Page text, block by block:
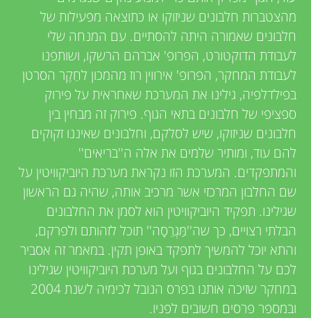
מהצטברות חלבונים שניזוקו או כתוצאה מפעילות של
חלבונים שאמורה היתה להסתיים. עם המנחה שלי
לעבודת הדוקטורט, הפרופ' אברהם הרשקו, ושותפנו
לעבודת המחקר, הפרופ' אירווין רוז מהמכון לחֵקֶר הסרטן
בפילדלפיה, גילינו את המערכת שאחראית על פירוק
ספציפי של חלבונים בתאי הגוף. פירוק זה מבחין בין
חלבונים שניזוקו, שיש לסלקם, וחלבונים שאיננו זקוקים
להם עוד, ומותיר שלמים את אלה ה''בריאים''
והמתפקדים. המערכת הזו נקראת מערכת היוביקוויטין על
שם החלבון המרכזי אשר מרכיב אותה, שהיה גם הראשון
שגילינו. תפקיד היוביקוויטין הוא לסמן את החלבונים
הבלתי רצויים, כך שה''מַּגְרֵסָה'' תוכל לזהותם ולפרקם,
והתא יוכל להמשיך לתפקד באופן תקין. במאמר זה אסביר
לכם על החלבונים בגוף ועל מערכת היוביקוויטין שגילינו
במחקר שזיכה אותנו בפרס הנובל לכימיה לשנת 2004
ובמספר פרסים חשובים לפניו.